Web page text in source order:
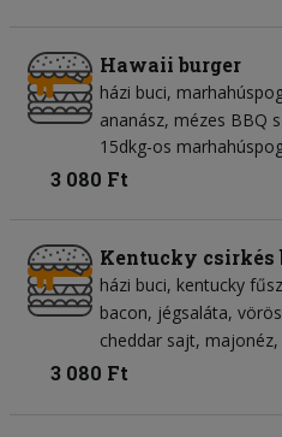
Hawaii burger
házi buci
ananász mézes BBQ
15dkg-os
3 080 Ft
Kentucky csirkés
házi buci kentucky
bacon jégsaláta
cheddar sajt majonéz
3 080 Ft